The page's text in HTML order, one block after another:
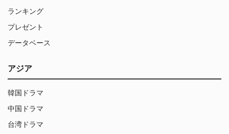
ランキング
プレゼント
データベース
アジア
韓国ドラマ
中国ドラマ
台湾ドラマ